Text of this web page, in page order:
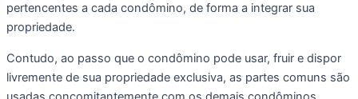
pertencentes a cada condômino, de forma a integrar sua
propriedade.
Contudo, ao passo que o condômino pode usar, fruir e dispor
livremente de sua propriedade exclusiva, as partes comuns são